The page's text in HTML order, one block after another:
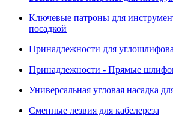
Ключевые патроны для
посадкой
Принадлежности для
Принадлежности - Прямые
Универсальная угловая насадка
Сменные лезвия для кабелереза